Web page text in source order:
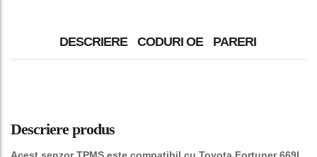
DESCRIERE CODURI OE PARERI
Descriere produs